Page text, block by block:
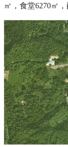
㎡，食堂6270㎡